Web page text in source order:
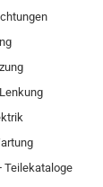
Teilekataloge